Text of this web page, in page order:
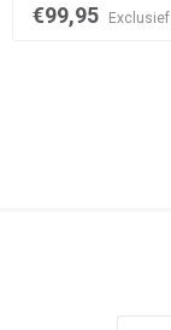
€99,95 Exclusief